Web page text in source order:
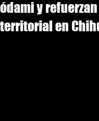
ódami y
territorial en